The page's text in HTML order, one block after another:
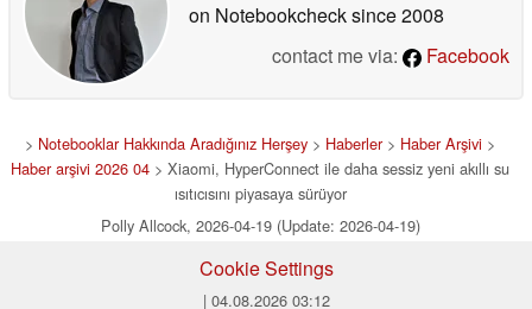
on Notebookchecksince 2008
contact me via:
Facebook
> Notebooklar Hakkında Aradığınız Herşey > Haberler> Haber Arşivi >
Haber arşivi 2026 04 > Xiaomi, HyperConnect ile daha sessiz yeni akıllı su
ısıtıcısını piyasaya sürüyor
Polly Allcock, 2026-04-19 (Update: 2026-04-19)
Cookie Settings
| 04.08.2026 03:12